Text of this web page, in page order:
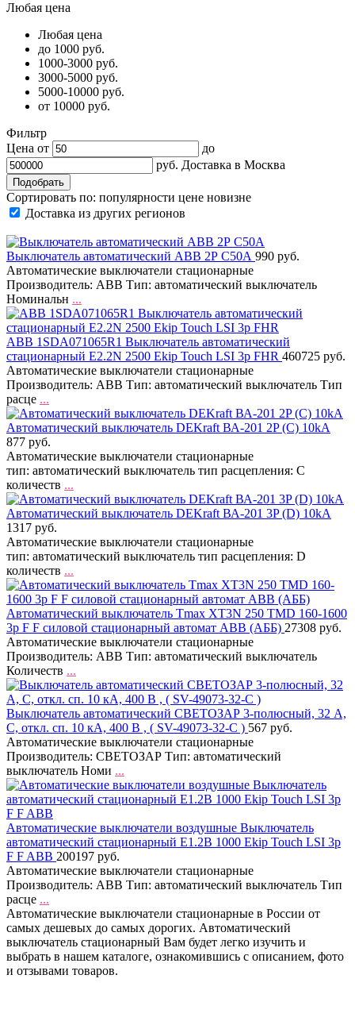
Любая цена
Любая цена
до 1000 руб.
1000-3000 руб.
3000-5000 руб.
5000-10000 руб.
от 10000 руб.
Фильтр
Цена от
до
руб. Доставка в Москва
Сортировать по: популярности цене новизне
Доставка из других регионов
Выключатель автоматический АВВ 2Р С50А 990 руб.
Автоматические выключатели стационарные
Производитель: ABB Тип: автоматический выключатель
Номинальн ...
ABB 1SDA071065R1 Выключатель автоматический
стационарный E2.2N 2500 Ekip Touch LSI 3p FHR 460725 руб.
Автоматические выключатели стационарные
Производитель: ABB Тип: автоматический выключатель Тип
расце ...
Автоматический выключатель DEKraft ВА-201 2P (C) 10kA
877 руб.
Автоматические выключатели стационарные
тип: автоматический выключатель тип расцепления: C
количеств ...
Автоматический выключатель DEKraft ВА-201 3P (D) 10kA
1317 руб.
Автоматические выключатели стационарные
тип: автоматический выключатель тип расцепления: D
количеств ...
Автоматический выключатель Tmax XT3N 250 TMD 160-1600
3p F F силовой стационарный автомат ABB (АББ) 27308 руб.
Автоматические выключатели стационарные
Производитель: ABB Тип: автоматический выключатель
Количеств ...
Выключатель автоматический СВЕТОЗАР 3-полюсный, 32 A,
C, откл. сп. 10 кА, 400 В , ( SV-49073-32-C ) 567 руб.
Автоматические выключатели стационарные
Производитель: СВЕТОЗАР Тип: автоматический
выключатель Номи ...
Автоматические выключатели воздушные Выключатель
автоматический стационарный E1.2B 1000 Ekip Touch LSI 3p
F F ABB 200197 руб.
Автоматические выключатели стационарные
Производитель: ABB Тип: автоматический выключатель Тип
расце ...
Автоматические выключатели стационарные в России от
самых дешевых до самых дорогих. Автоматический
выключатель стационарный Вам будет легко изучить и
выбрать в нашем каталоге, ознакомившись с описанием, фото
и отзывами товаров.